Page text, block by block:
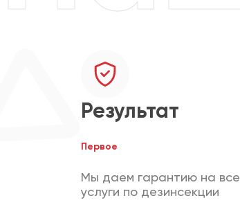
Результат
Первое
Мы даем гарантию на все
услуги по дезинсекции